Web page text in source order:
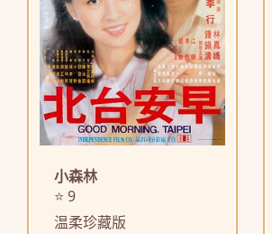
小森林
⭐ 9
温柔珍藏版